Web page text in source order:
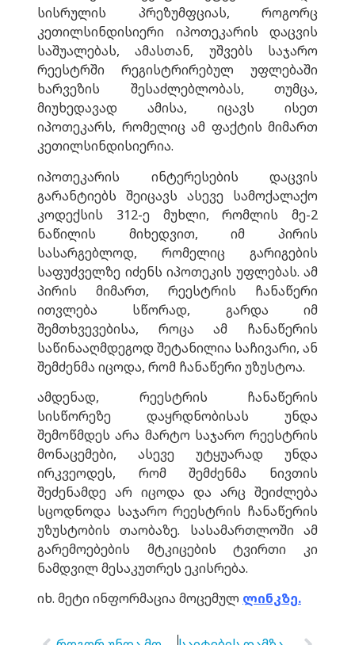
სისრულის პრეზუმფციას, როგორც
კეთილსინდისიერი იპოთეკარის დაცვის
საშუალებას, ამასთან, უშვებს საჯარო
რეესტრში რეგისტრირებულ უფლებაში
ხარვეზის შესაძლებლობას, თუმცა,
მიუხედავად ამისა, იცავს ისეთ
იპოთეკარს, რომელიც ამ ფაქტის მიმართ
კეთილსინდისიერია.
იპოთეკარის ინტერესების დაცვის
გარანტიებს შეიცავს ასევე სამოქალაქო
კოდექსის 312-ე მუხლი, რომლის მე-2
ნაწილის მიხედვით, იმ პირის
სასარგებლოდ, რომელიც გარიგების
საფუძველზე იძენს იპოთეკის უფლებას. ამ
პირის მიმართ, რეესტრის ჩანაწერი
ითვლება სწორად, გარდა იმ
შემთხვევებისა, როცა ამ ჩანაწერის
საწინააღმდეგოდ შეტანილია საჩივარი, ან
შემძენმა იცოდა, რომ ჩანაწერი უზუსტოა.
ამდენად, რეესტრის ჩანაწერის
სისწორეზე დაყრდნობისას უნდა
შემოწმდეს არა მარტო საჯარო რეესტრის
მონაცემები, ასევე უტყუარად უნდა
ირკვეოდეს, რომ შემძენმა ნივთის
შეძენამდე არ იცოდა და არც შეიძლება
სცოდნოდა საჯარო რეესტრის ჩანაწერის
უზუსტობის თაობაზე. სასამართლოში ამ
გარემოებების მტკიცების ტვირთი კი
ნამდვილ მესაკუთრეს ეკისრება.
იხ. მეტი ინფორმაცია მოცემულ ლინკზე.